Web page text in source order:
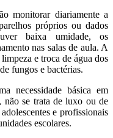
monitorar diariamente a
próprios ou dados
baixa umidade, os
nas salas de aula. A
e troca de água dos
fungos e bactérias.
necessidade básica em
não se trata de luxo ou de
e profissionais
escolares.